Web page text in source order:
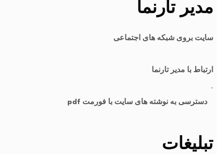
مدیر تارنما
سایت بروی شبکه های اجتماعی
ارتباط با مدیر تارنما
دسترسی به نوشته های سایت با فورمت pdf
تبلیغات